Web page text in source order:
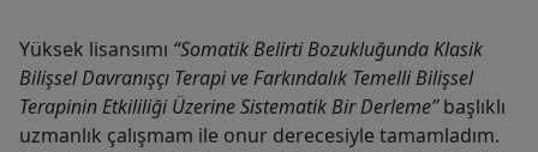
Yüksek lisansımı “Somatik Belirti Bozukluğunda Klasik
Bilişsel Davranışçı Terapi ve Farkındalık Temelli Bilişsel
Terapinin Etkililiği Üzerine Sistematik Bir Derleme”başlıklı
uzmanlık çalışmam ile onur derecesiyle tamamladım.